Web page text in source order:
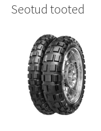
Seotud tooted